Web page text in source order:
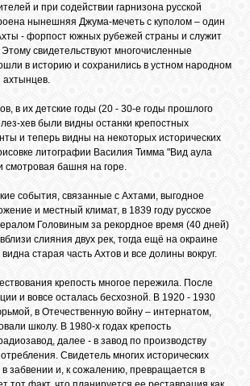
и при содействии гарнизона русской
нынешняя Джума-мечеть с куполом – один
- форпост южных рубежей страны и служит
Этому свидетельствуют многочисленные
в историю и сохранились в устном народном
ахтынцев.
в их детские годы (20 - 30-е годы прошлого
хев были видны останки крепостных
и теперь видны на некоторых исторических
литографии Василия Тимма "Вид аула
смотровая башня на горе.
события, связанные с Ахтами, выгодное
и местный климат, в 1839 году русское
Головиным за рекордное время (40 дней)
слияния двух рек, тогда ещё на окраине
старая часть Ахтов и все долины вокруг.
крепость многое пережила. После
и вовсе осталась бесхозной. В 1920 - 1930
в Отечественную войну – интернатом,
школу. В 1980-х годах крепость
далее - в завод по производству
Свидетель многих исторических
забвении и, к сожалению, превращается в